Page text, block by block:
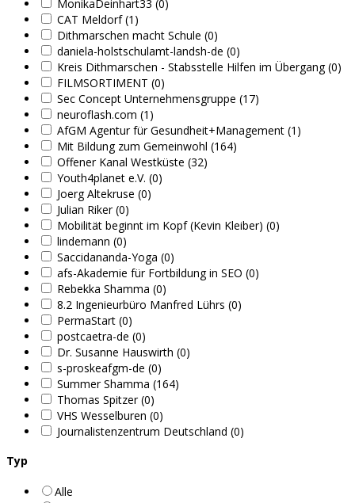
MonikaDeinhart33 (0)
CAT Meldorf (1)
Dithmarschen macht Schule (0)
daniela-holstschulamt-landsh-de (0)
Kreis Dithmarschen - Stabsstelle Hilfen im Übergang (0)
FILMSORTIMENT (0)
Sec Concept Unternehmensgruppe (17)
neuroflash.com (1)
AfGM Agentur für Gesundheit+Management (1)
Mit Bildung zum Gemeinwohl (164)
Offener Kanal Westküste (32)
Youth4planet e.V. (0)
Joerg Altekruse (0)
Julian Riker (0)
Mobilität beginnt im Kopf (Kevin Kleiber) (0)
lindemann (0)
Saccidananda-Yoga (0)
afs-Akademie für Fortbildung in SEO (0)
Rebekka Shamma (0)
8.2 Ingenieurbüro Manfred Lührs (0)
PermaStart (0)
postcaetra-de (0)
Dr. Susanne Hauswirth (0)
s-proskeafgm-de (0)
Summer Shamma (164)
Thomas Spitzer (0)
VHS Wesselburen (0)
Journalistenzentrum Deutschland (0)
Typ
Alle